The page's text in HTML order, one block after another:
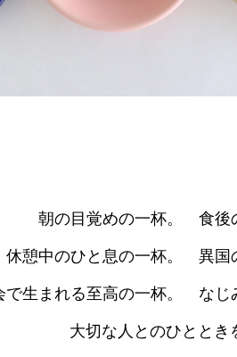
朝の目覚めの一杯。 食後
休憩中のひと息の一杯。 異国
で生まれる至高の一杯。 なじ
大切な人とのひととき